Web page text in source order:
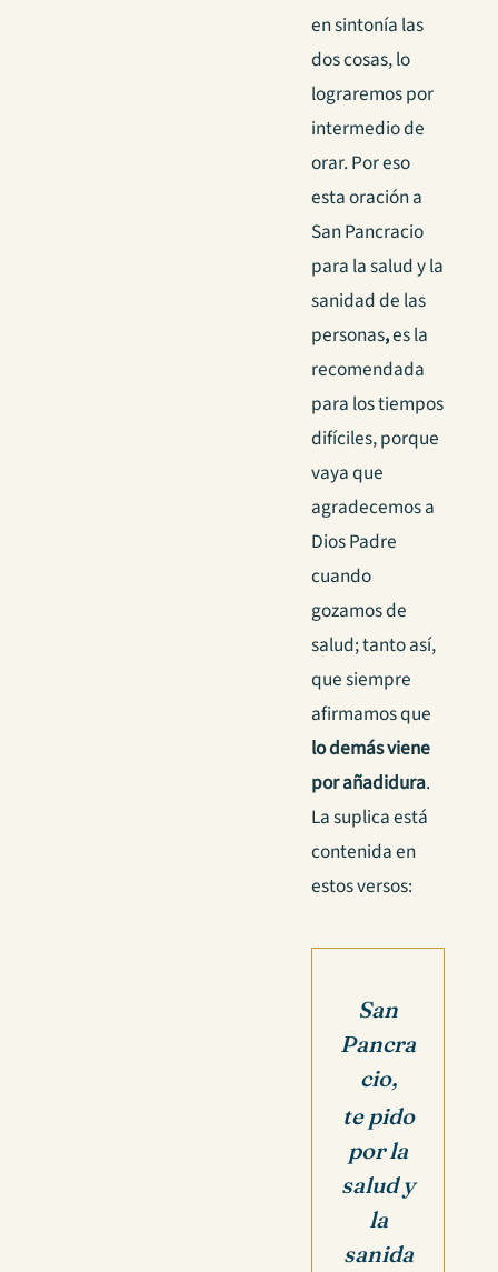
en sintonía las
dos cosas, lo
lograremos por
intermedio de
orar. Por eso
esta oración a
San Pancracio
para la salud y la
sanidad de las
personas,es la
recomendada
para los tiempos
difíciles, porque
vaya que
agradecemos a
Dios Padre
cuando
gozamos de
salud; tanto así,
que siempre
afirmamos que
lo demás viene
por añadidura.
La suplica está
contenida en
estos versos:
San
Pancra
cio,
te pido
por la
salud y
la
sanida